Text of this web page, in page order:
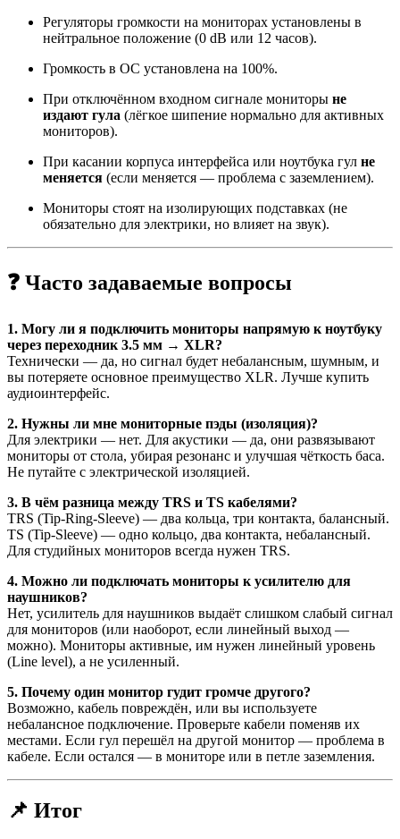
Регуляторы громкости на мониторах установлены в
нейтральное положение (0 dB или 12 часов).
Громкость в ОС установлена на 100%.
При отключённом входном сигнале мониторы не
издают гула (лёгкое шипение нормально для активных
мониторов).
При касании корпуса интерфейса или ноутбука гул не
меняется (если меняется — проблема с заземлением).
Мониторы стоят на изолирующих подставках (не
обязательно для электрики, но влияет на звук).
❓ Часто задаваемые вопросы
1. Могу ли я подключить мониторы напрямую к ноутбуку
через переходник 3.5 мм → XLR?
Технически — да, но сигнал будет небалансным, шумным, и
вы потеряете основное преимущество XLR. Лучше купить
аудиоинтерфейс.
2. Нужны ли мне мониторные пэды (изоляция)?
Для электрики — нет. Для акустики — да, они развязывают
мониторы от стола, убирая резонанс и улучшая чёткость баса.
Не путайте с электрической изоляцией.
3. В чём разница между TRS и TS кабелями?
TRS (Tip-Ring-Sleeve) — два кольца, три контакта, балансный.
TS (Tip-Sleeve) — одно кольцо, два контакта, небалансный.
Для студийных мониторов всегда нужен TRS.
4. Можно ли подключать мониторы к усилителю для
наушников?
Нет, усилитель для наушников выдаёт слишком слабый сигнал
для мониторов (или наоборот, если линейный выход —
можно). Мониторы активные, им нужен линейный уровень
(Line level), а не усиленный.
5. Почему один монитор гудит громче другого?
Возможно, кабель повреждён, или вы используете
небалансное подключение. Проверьте кабели поменяв их
местами. Если гул перешёл на другой монитор — проблема в
кабеле. Если остался — в мониторе или в петле заземления.
📌 Итог